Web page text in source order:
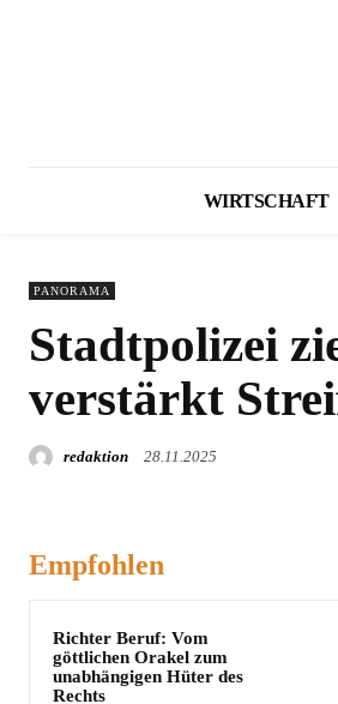
WIRTSCHAFT
PANORAMA
Stadtpolizei
verstärkt
redaktion 28.11.2025
Empfohlen
Richter Beruf: Vom
göttlichen Orakel zum
unabhängigen Hüter des
Rechts